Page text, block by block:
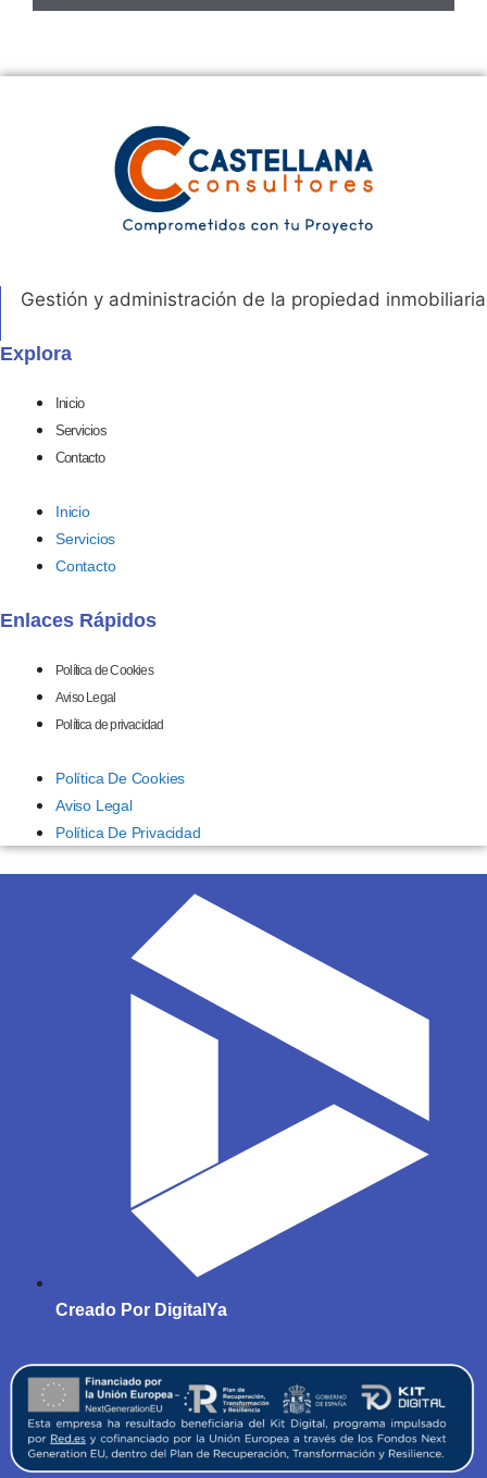
Gestión y administración de la propiedad inmobiliaria
Explora
Inicio
Servicios
Contacto
Inicio
Servicios
Contacto
Enlaces Rápidos
Política de Cookies
Aviso Legal
Política de privacidad
Política De Cookies
Aviso Legal
Política De Privacidad
Creado Por DigitalYa